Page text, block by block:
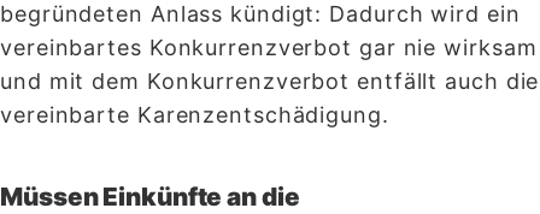
begründeten Anlass kündigt: Dadurch wird ein
vereinbartes Konkurrenzverbot gar nie wirksam
und mit dem Konkurrenzverbot entfällt auch die
vereinbarte Karenzentschädigung.
Müssen Einkünfte an die